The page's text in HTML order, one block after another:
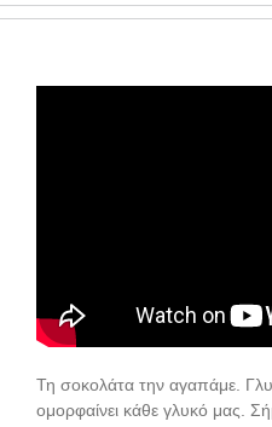
Τη σοκολάτα την αγαπάμε.
ομορφαίνει κάθε γλυκό μας.